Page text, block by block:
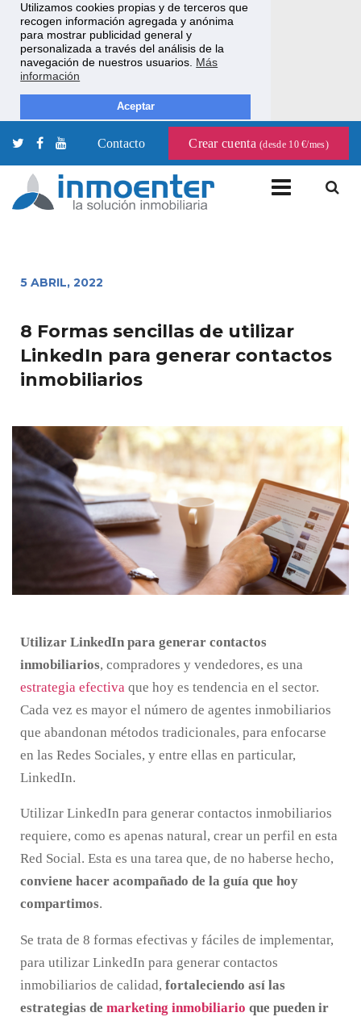
Utilizamos cookies propias y de terceros que
recogen información agregada y anónima
para mostrar publicidad general y
personalizada a través del análisis de la
navegación de nuestros usuarios. Más
información
Aceptar
Contacto Crear cuenta(desde 10 €/mes)
5 ABRIL, 2022
8 Formas sencillas de utilizar
LinkedIn para generar contactos
inmobiliarios
Utilizar LinkedIn para generar contactos
inmobiliarios, compradores y vendedores, es una
estrategia efectiva que hoy es tendencia en el sector.
Cada vez es mayor el número de agentes inmobiliarios
que abandonan métodos tradicionales, para enfocarse
en las Redes Sociales, y entre ellas en particular,
LinkedIn.
Utilizar LinkedIn para generar contactos inmobiliarios
requiere, como es apenas natural, crear un perfil en esta
Red Social. Esta es una tarea que, de no haberse hecho,
conviene hacer acompañado de la guía que hoy
compartimos.
Se trata de 8 formas efectivas y fáciles de implementar,
para utilizar LinkedIn para generar contactos
inmobiliarios de calidad, fortaleciendo así las
estrategias de marketing inmobiliario que pueden ir